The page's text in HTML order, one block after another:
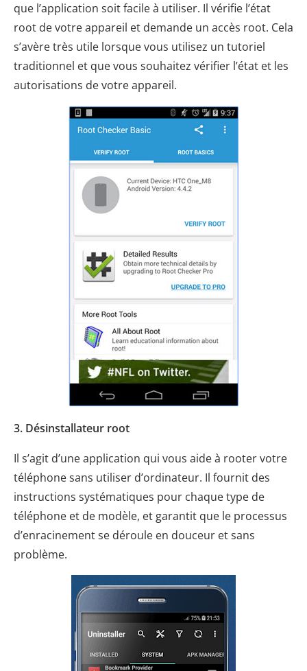
que l’application soit facile à utiliser. Il vérifie l’état
root de votre appareil et demande un accès root. Cela
s’avère très utile lorsque vous utilisez un tutoriel
traditionnel et que vous souhaitez vérifier l’état et les
autorisations de votre appareil.
3. Désinstallateur root
Il s’agit d’une application qui vous aide à rooter votre
téléphone sans utiliser d’ordinateur. Il fournit des
instructions systématiques pour chaque type de
téléphone et de modèle, et garantit que le processus
d’enracinement se déroule en douceur et sans
problème.